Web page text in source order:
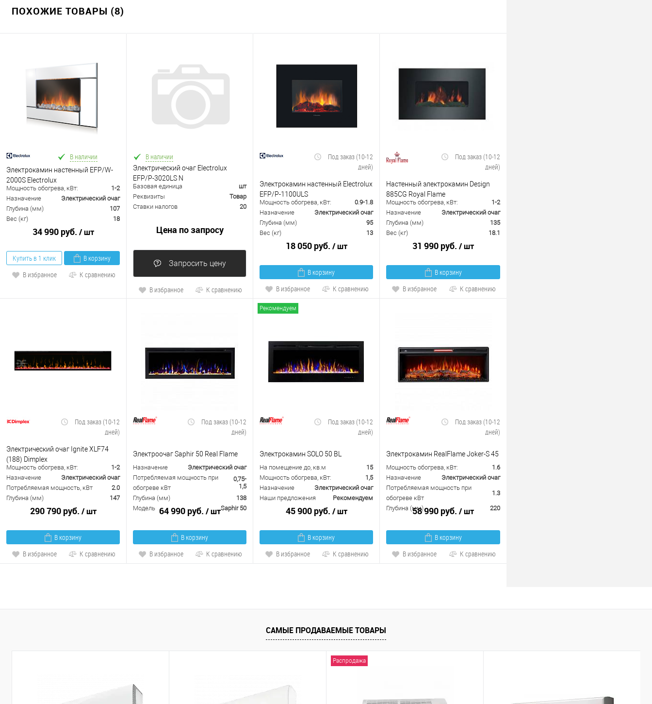
ПОХОЖИЕ ТОВАРЫ (8)
В наличии
Электрокамин настенный EFP/W-
2000S Electrolux
Мощность обогрева, кВт:
1-2
Назначение
Электрический очаг
Глубина (мм)
107
Вес (кг)
18
34 990 руб. / шт
Купить в 1 клик
В корзину
В избранное
К сравнению
В наличии
Электрический очаг Electrolux
EFP/P-3020LS N
Базовая единица
шт
Реквизиты
Товар
Ставки налогов
20
Цена по запросу
Запросить цену
В избранное К сравнению
Под заказ (10-12
дней)
Электрокамин настенный Electrolux
EFP/P-1100ULS
Мощность обогрева, кВт:
0.9-1.8
Назначение
Электрический очаг
Глубина (мм)
95
Вес (кг)
13
18 050 руб. / шт
В корзину
В избранное
К сравнению
Под заказ (10-12
дней)
Настенный электрокамин Design
885CG Royal Flame
Мощность обогрева, кВт:
1-2
Назначение
Электрический очаг
Глубина (мм)
135
Вес (кг)
18.1
31 990 руб. / шт
В корзину
В избранное
К сравнению
Под заказ (10-12
дней)
Электрический очаг Ignite XLF74
(188) Dimplex
Мощность обогрева, кВт:
1-2
Назначение
Электрический очаг
Потребляемая мощность, кВт
2.0
Глубина (мм)
147
290 790 руб. / шт
В корзину
В избранное
К сравнению
Под заказ (10-12
дней)
Электроочаг Saphir 50 Real Flame
Назначение
Электрический очаг
Потребляемая мощность при
обогреве кВт
0,75-
1,5
Глубина (мм)
138
Модель
Saphir 50
64 990 руб. / шт
В корзину
В избранное
К сравнению
Рекомендуем
Под заказ (10-12
дней)
Электрокамин SOLO 50 BL
На помещение до, кв.м
15
Мощность обогрева, кВт:
1,5
Назначение
Электрический очаг
Наши предложения
Рекомендуем
45 900 руб. / шт
В корзину
В избранное
К сравнению
Под заказ (10-12
дней)
Электрокамин RealFlame Joker-S 45
Мощность обогрева, кВт:
1.6
Назначение
Электрический очаг
Потребляемая мощность при
обогреве кВт
1.3
Глубина (мм) 220
58 990 руб. / шт
В корзину
В избранное
К сравнению
САМЫЕ ПРОДАВАЕМЫЕ ТОВАРЫ
Распродажа